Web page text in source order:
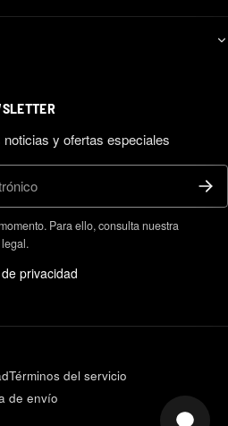
y ofertas especiales
Para ello, consulta nuestra
privacidad
Términos del servicio
de envío